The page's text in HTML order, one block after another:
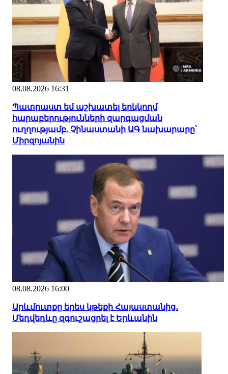
08.08.2026 16:31
Պատրաստ եմ աշխատել երկկողմ
հարաբերությունների զարգացման
ուղղությամբ. Չինաստանի ԱԳ նախարարը՝
Միրզոյանին
08.08.2026 16:00
Արևմուտքը երես կթեքի Հայաստանից․
Մեդվեդևը զգուշացրել է Երևանին